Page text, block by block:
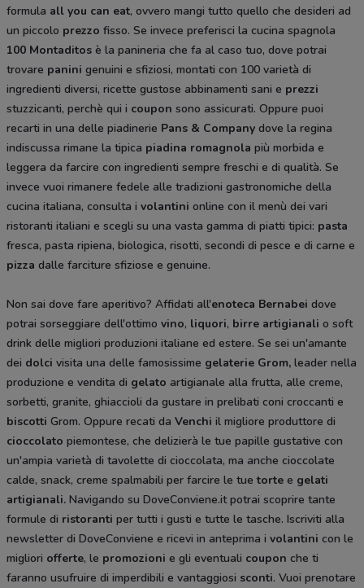
formula all you can eat, ovvero mangi tutto quello che desideri ad
un piccolo prezzo fisso. Se invece preferisci la cucina spagnola
100 Montaditos è la panineria che fa al caso tuo, dove potrai
trovare panini genuini e sfiziosi, montati con 100 varietà di
ingredienti diversi, ricette gustose abbinamenti sani e prezzi
stuzzicanti, perchè qui i coupon sono assicurati. Oppure puoi
recarti in una delle piadinerie Pans & Company dove la regina
indiscussa rimane la tipica piadina romagnola più morbida e
leggera da farcire con ingredienti sempre freschi e di qualità. Se
invece vuoi rimanere fedele alle tradizioni gastronomiche della
cucina italiana, consulta i volantini online con il menù dei vari
ristoranti italiani e scegli su una vasta gamma di piatti tipici: pasta
fresca, pasta ripiena, biologica, risotti, secondi di pesce e di carne e
pizza dalle farciture sfiziose e genuine.
Non sai dove fare aperitivo? Affidati all'enoteca Bernabei dove
potrai sorseggiare dell'ottimo vino, liquori, birre artigianali o soft
drink delle migliori produzioni italiane ed estere. Se sei un'amante
dei dolci visita una delle famosissime gelaterie Grom, leader nella
produzione e vendita di gelato artigianale alla frutta, alle creme,
sorbetti, granite, ghiaccioli da gustare in prelibati coni croccanti e
biscotti Grom. Oppure recati da Venchi il migliore produttore di
cioccolato piemontese, che delizierà le tue papille gustative con
un'ampia varietà di tavolette di cioccolata, ma anche cioccolate
calde, snack, creme spalmabili per farcire le tuetorte e gelati
artigianali. Navigando su DoveConviene.it potrai scoprire tante
formule di ristoranti per tutti i gusti e tutte le tasche. Iscriviti alla
newsletter di DoveConviene e ricevi in anteprima i volantini con le
migliori offerte, le promozioni e gli eventuali coupon che ti
faranno usufruire di imperdibili e vantaggiosi sconti. Vuoi prenotare